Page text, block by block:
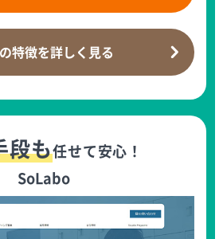
特徴を詳しく見る
段も任せて安心！
SoLabo